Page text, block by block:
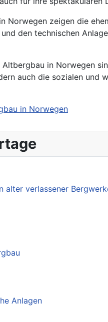
Norwegen zeigen die
den technischen
in Norwegen
auch die sozialen und
in Norwegen
alter verlassener
Anlagen